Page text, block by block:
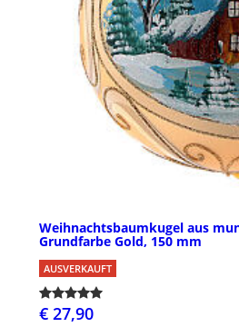
Weihnachtsbaumkugel aus
Grundfarbe Gold, 150 mm
AUSVERKAUFT
€ 27,90